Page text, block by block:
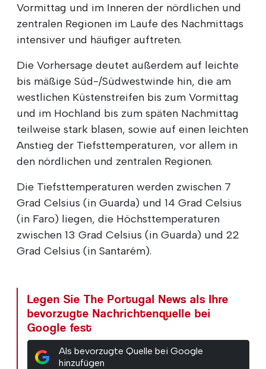
Vormittag und im Inneren der nördlichen und
zentralen Regionen im Laufe des Nachmittags
intensiver und häufiger auftreten.
Die Vorhersage deutet außerdem auf leichte
bis mäßige Süd-/Südwestwinde hin, die am
westlichen Küstenstreifen bis zum Vormittag
und im Hochland bis zum späten Nachmittag
teilweise stark blasen, sowie auf einen leichten
Anstieg der Tiefsttemperaturen, vor allem in
den nördlichen und zentralen Regionen.
Die Tiefsttemperaturen werden zwischen 7
Grad Celsius (in Guarda) und 14 Grad Celsius
(in Faro) liegen, die Höchsttemperaturen
zwischen 13 Grad Celsius (in Guarda) und 22
Grad Celsius (in Santarém).
Legen Sie The Portugal News als Ihre
bevorzugte Nachrichtenquelle bei
Google fest
Als bevorzugte Quelle bei Google
hinzufügen